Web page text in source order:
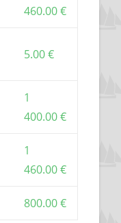
460.00€
5.00€
1
400.00€
1
460.00€
800.00€